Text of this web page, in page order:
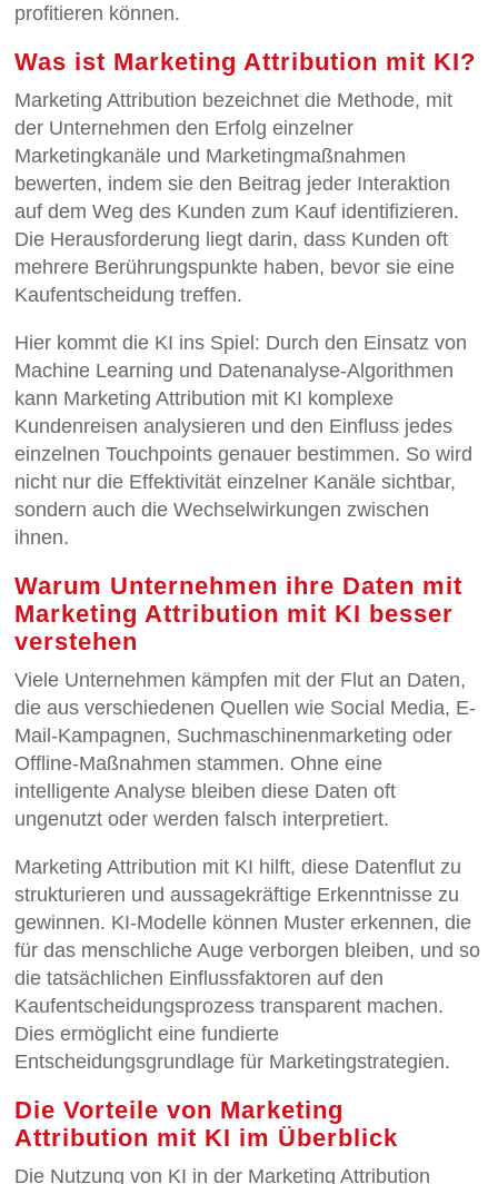
profitieren können.
Was ist Marketing Attribution mit KI?
Marketing Attribution bezeichnet die Methode, mit
der Unternehmen den Erfolg einzelner
Marketingkanäle und Marketingmaßnahmen
bewerten, indem sie den Beitrag jeder Interaktion
auf dem Weg des Kunden zum Kauf identifizieren.
Die Herausforderung liegt darin, dass Kunden oft
mehrere Berührungspunkte haben, bevor sie eine
Kaufentscheidung treffen.
Hier kommt die KI ins Spiel: Durch den Einsatz von
Machine Learning und Datenanalyse-Algorithmen
kann Marketing Attribution mit KI komplexe
Kundenreisen analysieren und den Einfluss jedes
einzelnen Touchpoints genauer bestimmen. So wird
nicht nur die Effektivität einzelner Kanäle sichtbar,
sondern auch die Wechselwirkungen zwischen
ihnen.
Warum Unternehmen ihre Daten mit
Marketing Attribution mit KI besser
verstehen
Viele Unternehmen kämpfen mit der Flut an Daten,
die aus verschiedenen Quellen wie Social Media, E-
Mail-Kampagnen, Suchmaschinenmarketing oder
Offline-Maßnahmen stammen. Ohne eine
intelligente Analyse bleiben diese Daten oft
ungenutzt oder werden falsch interpretiert.
Marketing Attribution mit KI hilft, diese Datenflut zu
strukturieren und aussagekräftige Erkenntnisse zu
gewinnen. KI-Modelle können Muster erkennen, die
für das menschliche Auge verborgen bleiben, und so
die tatsächlichen Einflussfaktoren auf den
Kaufentscheidungsprozess transparent machen.
Dies ermöglicht eine fundierte
Entscheidungsgrundlage für Marketingstrategien.
Die Vorteile von Marketing
Attribution mit KI im Überblick
Die Nutzung von KI in der Marketing Attribution